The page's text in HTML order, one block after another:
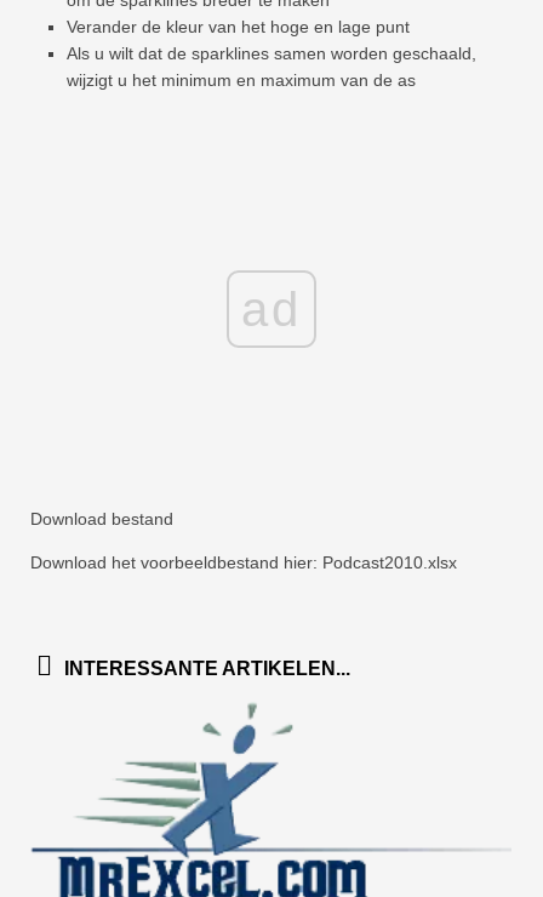
Verander de kleur van het hoge en lage punt
Als u wilt dat de sparklines samen worden geschaald,
wijzigt u het minimum en maximum van de as
ad
Download bestand
Download het voorbeeldbestand hier: Podcast2010.xlsx
INTERESSANTE ARTIKELEN...